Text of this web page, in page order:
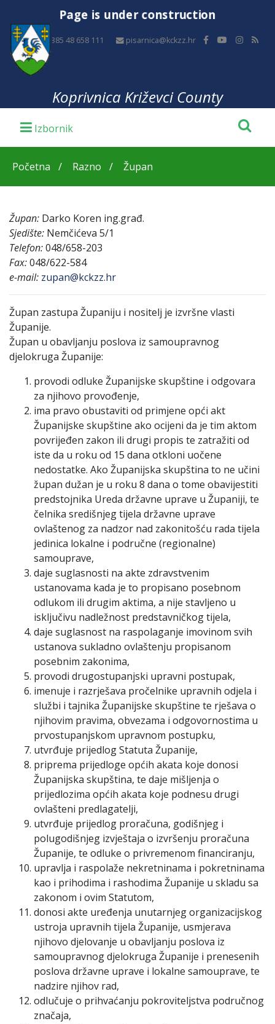
Page is under construction
+385 48 658 111 pisarnica@kckzz.hr
Koprivnica Križevci County
Početna Razno Župan
Župan: Darko Koren ing.građ.
Sjedište: Nemčićeva 5/1
Telefon:048/658-203
Fax:048/622-584
e-mail: zupan@kckzz.hr
Župan zastupa Županiju i nositelj je izvršne vlasti
Županije.
Župan u obavljanju poslova iz samoupravnog
djelokruga Županije:
provodi odluke Županijske skupštine i odgovara
za njihovo provođenje,
ima pravo obustaviti od primjene opći akt
Županijske skupštine ako ocijeni da je tim aktom
povrijeđen zakon ili drugi propis te zatražiti od
iste da u roku od 15 dana otkloni uočene
nedostatke. Ako Županijska skupština to ne učini
župan dužan je u roku 8 dana o tome obavijestiti
predstojnika Ureda državne uprave u Županiji, te
čelnika središnjeg tijela državne uprave
ovlaštenog za nadzor nad zakonitošću rada tijela
jedinica lokalne i područne (regionalne)
samouprave,
daje suglasnosti na akte zdravstvenim
ustanovama kada je to propisano posebnom
odlukom ili drugim aktima, a nije stavljeno u
isključivu nadležnost predstavničkog tijela,
daje suglasnost na raspolaganje imovinom svih
ustanova sukladno ovlaštenju propisanom
posebnim zakonima,
provodi drugostupanjski upravni postupak,
imenuje i razrješava pročelnike upravnih odjela i
službi i tajnika Županijske skupštine te rješava o
njihovim pravima, obvezama i odgovornostima u
prvostupanjskom upravnom postupku,
utvrđuje prijedlog Statuta Županije,
priprema prijedloge općih akata koje donosi
Županijska skupština, te daje mišljenja o
prijedlozima općih akata koje podnesu drugi
ovlašteni predlagatelji,
utvrđuje prijedlog proračuna, godišnjeg i
polugodišnjeg izvještaja o izvršenju proračuna
Županije, te odluke o privremenom financiranju,
upravlja i raspolaže nekretninama i pokretninama
kao i prihodima i rashodima Županije u skladu sa
zakonom i ovim Statutom,
donosi akte uređenja unutarnjeg organizacijskog
ustroja upravnih tijela Županije, usmjerava
njihovo djelovanje u obavljanju poslova iz
samoupravnog djelokruga Županije i prenesenih
poslova državne uprave i lokalne samouprave, te
nadzire njihov rad,
odlučuje o prihvaćanju pokroviteljstva područnog
značaja,